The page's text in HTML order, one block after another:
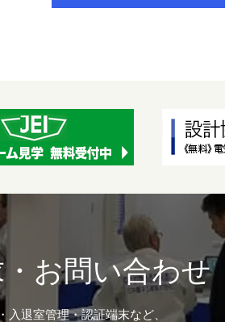
お問い合わせ
入退室管理・認証端末など、